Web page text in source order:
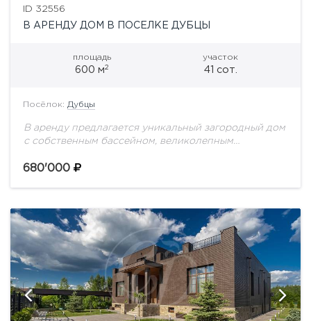
ID 32556
В АРЕНДУ ДОМ В ПОСЕЛКЕ ДУБЦЫ
площадь
600 м2
участок
41 сот.
Посёлок: Дубцы
В аренду предлагается уникальный загородный дом
с собственным бассейном, великолепным
придомовой территорией в д. ДубцыПри
680'000